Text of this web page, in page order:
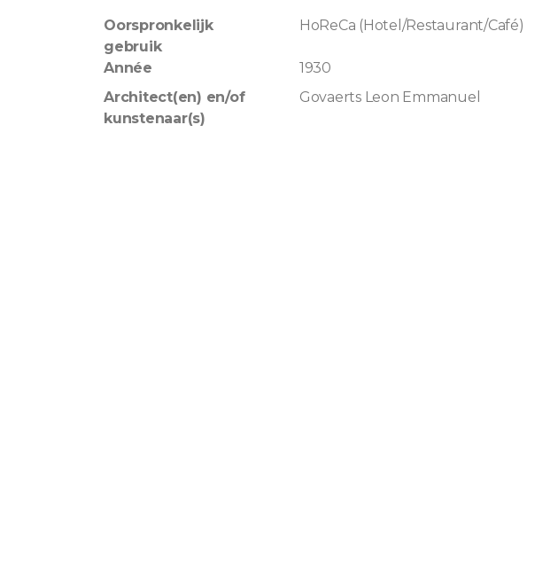
Oorspronkelijk
gebruik
HoReCa (Hotel/Restaurant/Café)
Année
1930
Architect(en) en/of
kunstenaar(s)
Govaerts Leon Emmanuel